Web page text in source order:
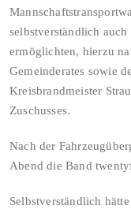
selbstverständlich
ermöglichten, hierzu
Gemeinderates sowie
Kreisbrandmeister
Zuschusses.
Nach der
Abend die Band
Selbstverständlich